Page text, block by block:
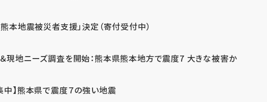
本地震被災者支援」決定（寄付受付中）
現地ニーズ調査を開始：熊本県熊本地方で震度7 大きな被害か
中】熊本県で震度７の強い地震